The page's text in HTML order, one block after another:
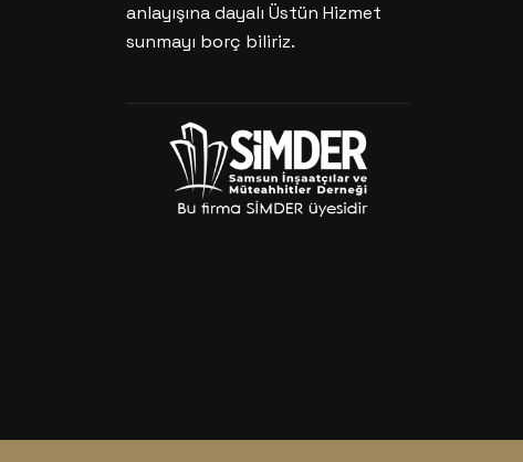
anlayışına dayalı Üstün Hizmet
sunmayı borç biliriz.